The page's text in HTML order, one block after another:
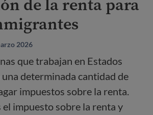
de la renta para
2026
que trabajan en Estados
determinada cantidad de
impuestos sobre la renta.
el impuesto sobre la renta y